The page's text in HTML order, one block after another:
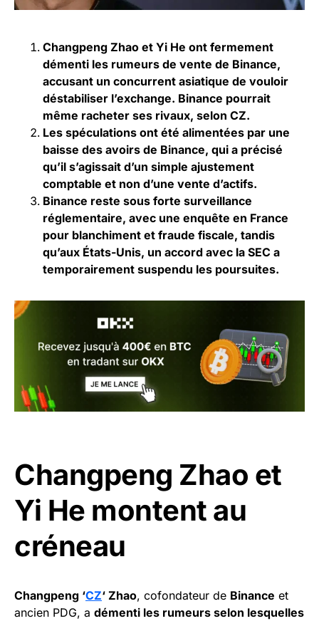
Changpeng Zhao et Yi He ont fermement
démenti les rumeurs de vente de Binance,
accusant un concurrent asiatique de vouloir
déstabiliser l’exchange. Binance pourrait
même racheter ses rivaux, selon CZ.
Les spéculations ont été alimentées par une
baisse des avoirs de Binance, qui a précisé
qu’il s’agissait d’un simple ajustement
comptable et non d’une vente d’actifs.
Binance reste sous forte surveillance
réglementaire, avec une enquête en France
pour blanchiment et fraude fiscale, tandis
qu’aux États-Unis, un accord avec la SEC a
temporairement suspendu les poursuites.
Changpeng Zhao et
Yi He montent au
créneau
Changpeng ‘CZ‘ Zhao, cofondateur de Binance et
ancien PDG, a démenti les rumeurs selon lesquelles